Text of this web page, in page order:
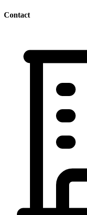
Contact